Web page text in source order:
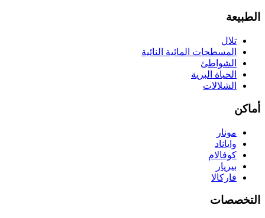
الطبيعة
تلال
المسطحات المائية النائية
الشواطئ
الحياة البرية
الشلالات
أماكن
مونار
واياناد
كوفالام
بيريار
فاركالا
التخصصات